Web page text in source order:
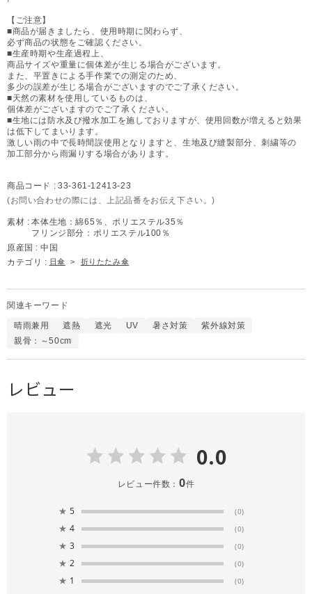
【ご注意】
■商品が届きましたら、使用時期に関わらず、
必ず商品の状態をご確認ください。
■生産時期や生産過程上、
商品サイズや重量に個体差が生じる場合がございます。
また、平置きによる手作業での測定のため、
多少の誤差が生じる場合がございますのでご了承ください。
■天然の素材を使用しているものは、
個体差がございますのでご了承ください。
■生地には防水及び撥水加工を施しておりますが、使用回数が増えると効果
は低下してまいります。
激しい雨の中で長時間誤使用となりますと、生地及び縫製部分、刺繍等の
加工部分から雨漏りする場合があります。
商品コード : 33-361-12413-23
(お問い合わせの際には、上記品番をお伝え下さい。)
素材 : 本体生地：綿65％、ポリエステル35％
フリンジ部分：ポリエステル100％
原産国 : 中国
カテゴリ : 日傘 > 折りたたみ傘
関連キーワード
晴雨兼用 遮熱 遮光 UV 暑さ対策
紫外線対策
親骨：～50cm
レビュー
0.0
レビュー件数： 0件
★ 5 (0)
★ 4 (0)
★ 3 (0)
★ 2 (0)
★ 1 (0)